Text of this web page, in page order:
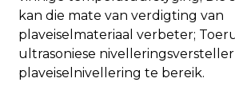
kan die mate van verdigting van
plaveiselmateriaal verbeter;
ultrasoniese
plaveiselnivellering te bereik.